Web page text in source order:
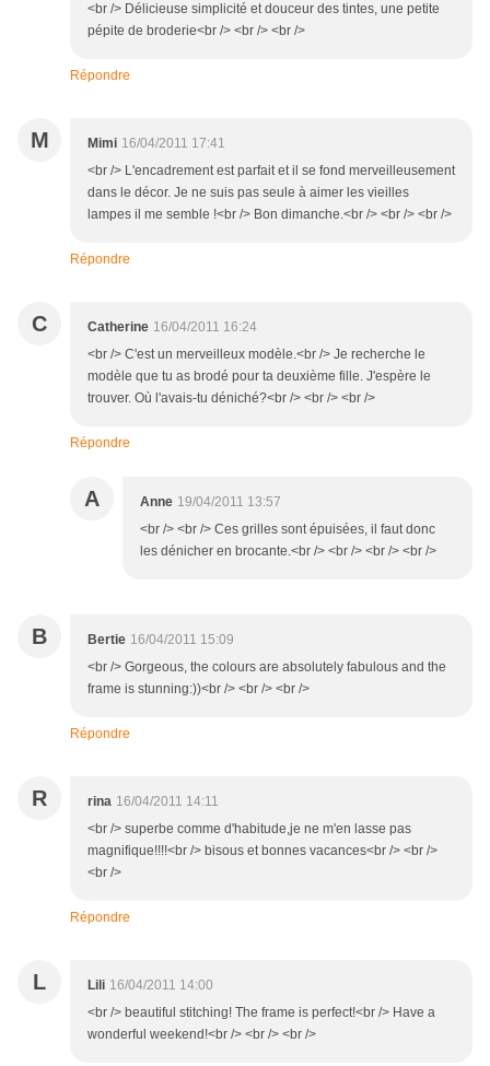
<br /> Délicieuse simplicité et douceur des tintes, une petite
pépite de broderie<br /> <br /> <br />
Répondre
M Mimi 16/04/2011 17:41
<br /> L'encadrement est parfait et il se fond merveilleusement
dans le décor. Je ne suis pas seule à aimer les vieilles
lampes il me semble !<br /> Bon dimanche.<br /> <br /> <br />
Répondre
C Catherine 16/04/2011 16:24
<br /> C'est un merveilleux modèle.<br /> Je recherche le
modèle que tu as brodé pour ta deuxième fille. J'espère le
trouver. Où l'avais-tu déniché?<br /> <br /> <br />
Répondre
A Anne 19/04/2011 13:57
<br /> <br /> Ces grilles sont épuisées, il faut donc
les dénicher en brocante.<br /> <br /> <br /> <br />
B Bertie 16/04/2011 15:09
<br /> Gorgeous, the colours are absolutely fabulous and the
frame is stunning:))<br /> <br /> <br />
Répondre
R rina 16/04/2011 14:11
<br /> superbe comme d'habitude,je ne m'en lasse pas
magnifique!!!!<br /> bisous et bonnes vacances<br /> <br />
<br />
Répondre
L Lili 16/04/2011 14:00
<br /> beautiful stitching! The frame is perfect!<br /> Have a
wonderful weekend!<br /> <br /> <br />